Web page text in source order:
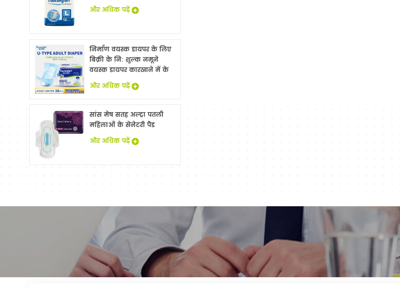
और अधिक पढ़ें
निर्माण वयस्क डायपर के लिए
बिक्री के नि: शुल्क नमूने
वयस्क डायपर कारखाने में के
साथ China
और अधिक पढ़ें
सांस मेष सतह अल्ट्रा पतली
महिलाओं के सेनेटरी पैड
और अधिक पढ़ें